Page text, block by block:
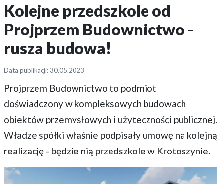
Kolejne przedszkole od
Projprzem Budownictwo -
rusza budowa!
Data publikacji: 30.05.2023
Projprzem Budownictwo to podmiot
doświadczony w kompleksowych budowach
obiektów przemysłowych i użyteczności publicznej.
Władze spółki właśnie podpisały umowę na kolejną
realizację - będzie nią przedszkole w Krotoszynie.